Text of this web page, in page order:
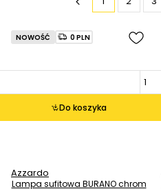
Do koszyka
NOWOŚĆ 0 PLN
Azzardo
Lampa sufitowa BURANO chrom